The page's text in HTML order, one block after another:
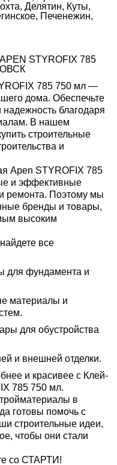
Делятин, Куты,
Печенежин,
STYROFIX 785
785 750 мл —
дома. Обеспечьте
надежность благодаря
В нашем
строительные
и
Apen STYROFIX 785
и эффективные
ремонта. Поэтому мы
бренды и товары,
высоким
все
для фундамента и
материалы и
для обустройства
и внешней отделки.
и красивее с Клей-
785 750 мл.
в
готовы помочь с
строительные идеи,
чтобы они стали
со СТАРТИ!